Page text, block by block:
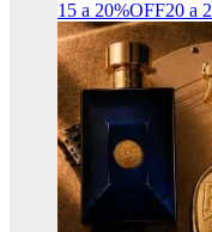
15 a 20%OFF20 a